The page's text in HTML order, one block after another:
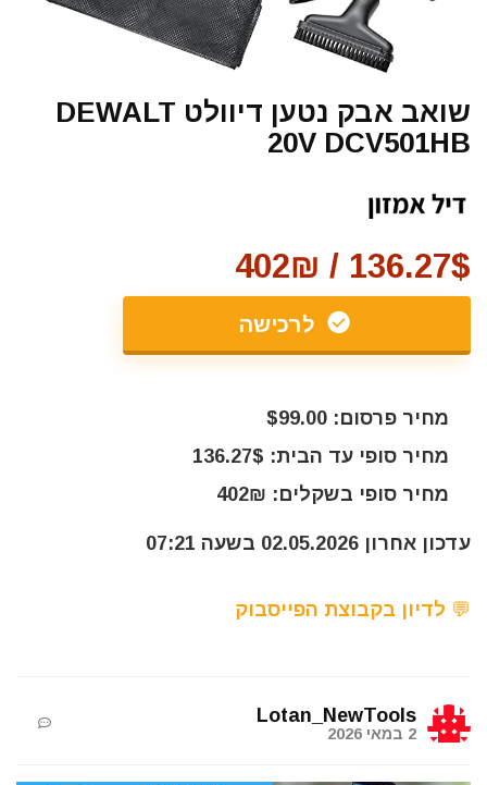
שואב אבק נטען דיוולט DEWALT
20V DCV501HB
136.27$ / 402₪
לרכישה
מחיר פרסום: $99.00
מחיר סופי עד הבית: 136.27$
מחיר סופי בשקלים: 402₪
עדכון אחרון 02.05.2026 בשעה 07:21
💬 לדיון בקבוצת הפייסבוק
Lotan_NewTools
2 במאי 2026